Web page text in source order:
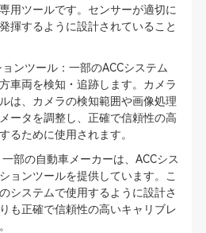
用ツールです。センサーが適切に
揮するように設計されていること
ンツール：一部のACCシステム
車両を検知・追跡します。カメラ
は、カメラの検知範囲や画像処理
ータを調整し、正確で信頼性の高
るために使用されます。
部の自動車メーカーは、ACCシス
ョンツールを提供しています。こ
システムで使用するように設計さ
も正確で信頼性の高いキャリブレ